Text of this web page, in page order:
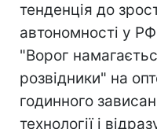
тенденція до
автономності у
"Ворог
розвідники" на
годинного
технології і